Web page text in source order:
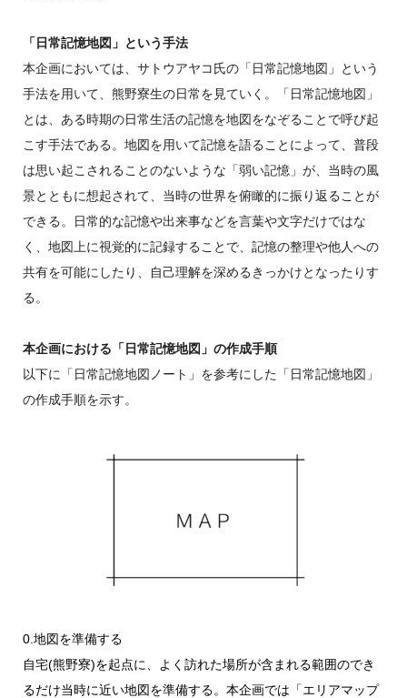
「日常記憶地図」という手法
本企画においては、サトウアヤコ氏の「日常記憶地図」という
手法を用いて、熊野寮生の日常を見ていく。「日常記憶地図」
とは、ある時期の日常生活の記憶を地図をなぞることで呼び起
こす手法である。地図を用いて記憶を語ることによって、普段
は思い起こされることのないような「弱い記憶」が、当時の風
景とともに想起されて、当時の世界を俯瞰的に振り返ることが
できる。日常的な記憶や出来事などを言葉や文字だけではな
く、地図上に視覚的に記録することで、記憶の整理や他人への
共有を可能にしたり、自己理解を深めるきっかけとなったりす
る。
本企画における「日常記憶地図」の作成手順
以下に「日常記憶地図ノート」を参考にした「日常記憶地図」
の作成手順を示す。
0.地図を準備する
自宅(熊野寮)を起点に、よく訪れた場所が含まれる範囲のでき
るだけ当時に近い地図を準備する。本企画では「エリアマップ